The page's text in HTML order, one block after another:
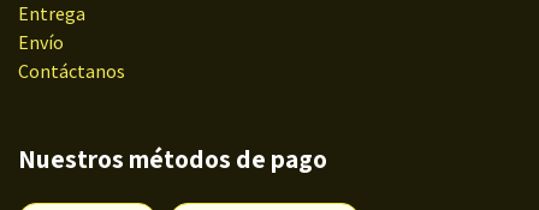
Entrega
Envío
Contáctanos
Nuestros métodos de pago